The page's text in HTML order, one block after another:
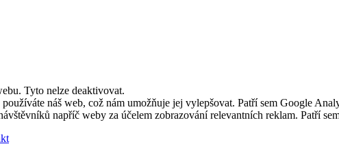
Tyto nelze deaktivovat.
náš web, což nám umožňuje jej vylepšovat. Patří sem Google
napříč weby za účelem zobrazování relevantních reklam. Patří